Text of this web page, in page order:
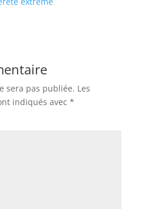
sera pas publiée. Les
indiqués avec *